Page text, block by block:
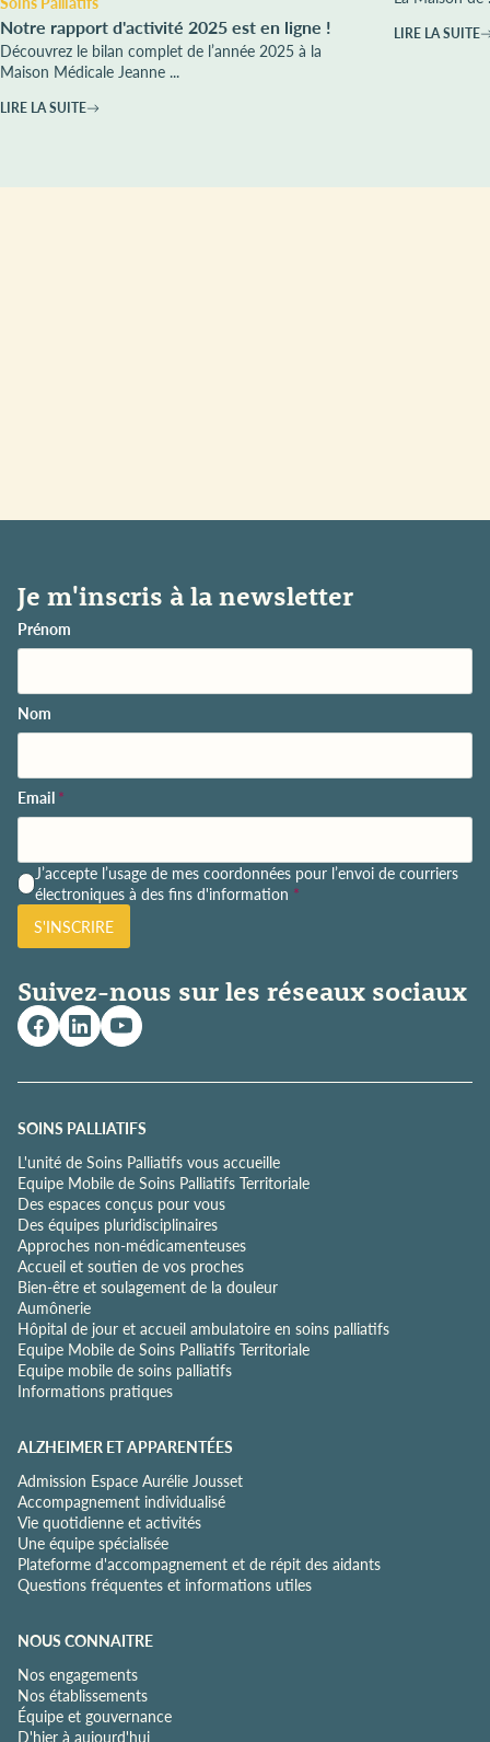
Notre rapport d'activité 2025 est en ligne !
Découvrez le bilan complet de l’année 2025 à la
Maison Médicale Jeanne ...
LIRE LA SUITE
LIRE LA SUITE
Je m'inscris à la newsletter
Prénom
Nom
Email *
P
o
l
t
q
u
e
e
o
n
f
i
d
e
n
t
i
a
l
i
t
é
J’accepte l’usage de mes coordonnées pour l’envoi de courriers
électroniques à des fins d'information *
S'INSCRIRE
Suivez-nous sur les réseaux sociaux
SOINS PALLIATIFS
L'unité de Soins Palliatifs vous accueille
Equipe Mobile de Soins Palliatifs Territoriale
Des espaces conçus pour vous
Des équipes pluridisciplinaires
Approches non-médicamenteuses
Accueil et soutien de vos proches
Bien-être et soulagement de la douleur
Aumônerie
Hôpital de jour et accueil ambulatoire en soins palliatifs
Equipe Mobile de Soins Palliatifs Territoriale
Equipe mobile de soins palliatifs
Informations pratiques
ALZHEIMER ET APPARENTÉES
Admission Espace Aurélie Jousset
Accompagnement individualisé
Vie quotidienne et activités
Une équipe spécialisée
Plateforme d'accompagnement et de répit des aidants
Questions fréquentes et informations utiles
NOUS CONNAITRE
Nos engagements
Nos établissements
Équipe et gouvernance
D'hier à aujourd'hui